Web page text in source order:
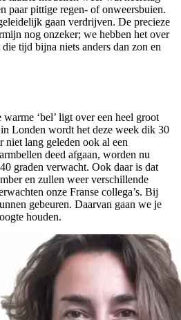
paar pittige regen- of onweersbuien.
gaan verdrijven. De precieze
nog onzeker; we hebben het over
tijd bijna niets anders dan zon en
‘bel’ ligt over een heel groot
Londen wordt het deze week dik 30
niet lang geleden ook al een
deed afgaan, worden nu
graden verwacht. Ook daar is dat
en zullen weer verschillende
onze Franse collega’s. Bij
gebeuren. Daarvan gaan we je
houden.